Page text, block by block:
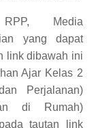
RPP,
Media
yang dapat
link dibawah ini
Ajar Kelas 2
Perjalanan)
di Rumah)
tautan link